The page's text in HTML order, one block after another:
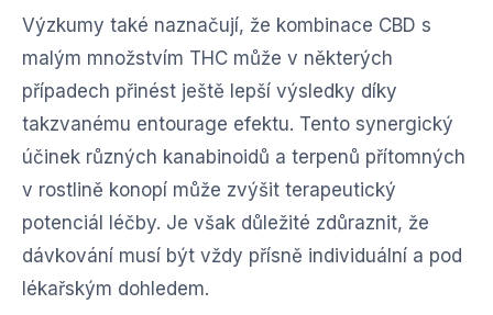
Výzkumy také naznačují, že kombinace CBD s
malým množstvím THC může v některých
případech přinést ještě lepší výsledky díky
takzvanému entourage efektu. Tento synergický
účinek různých kanabinoidů a terpenů přítomných
v rostlině konopí může zvýšit terapeutický
potenciál léčby. Je však důležité zdůraznit, že
dávkování musí být vždy přísně individuální a pod
lékařským dohledem.